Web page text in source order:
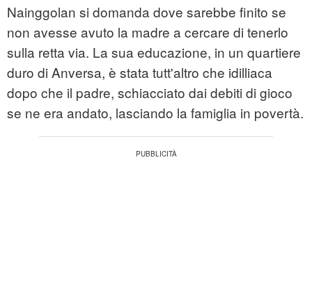
Nainggolan si domanda dove sarebbe finito se
non avesse avuto la madre a cercare di tenerlo
sulla retta via. La sua educazione, in un quartiere
duro di Anversa, è stata tutt'altro che idilliaca
dopo che il padre, schiacciato dai debiti di gioco
se ne era andato, lasciando la famiglia in povertà.